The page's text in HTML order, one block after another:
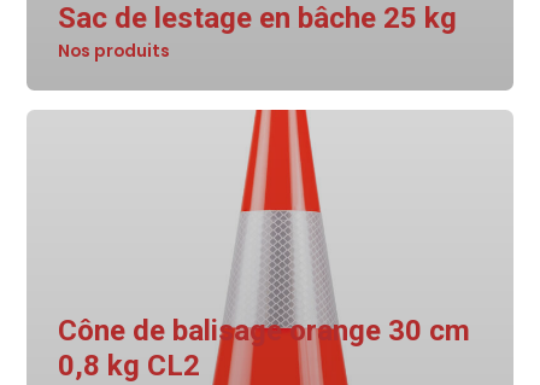
Sac de lestage en bâche 25 kg
Nos produits
Cône de balisage orange 30 cm
0,8 kg CL2